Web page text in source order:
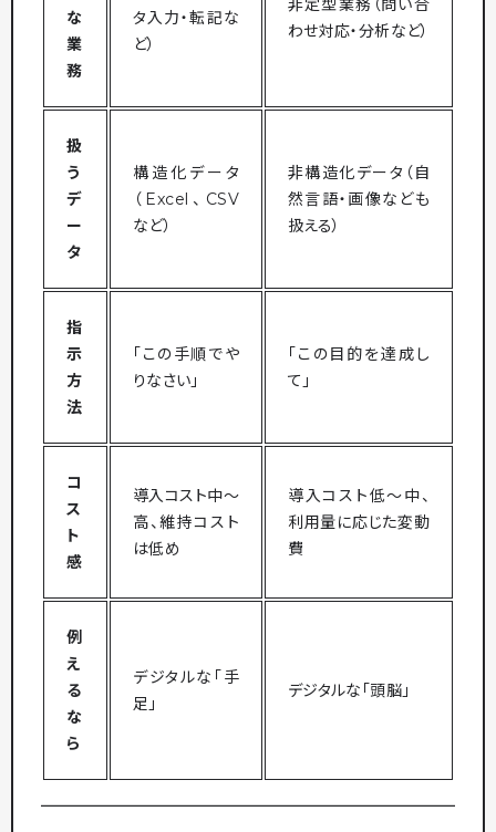
な
業
務
タ入力・転記な
ど）
非定型業務（問い合
わせ対応・分析など）
扱
う
デ
ー
タ
構造化データ
（Excel、CSV
など）
非構造化データ（自
然言語・画像なども
扱える）
指
示
方
法
「この手順でや
りなさい」
「この目的を達成し
て」
コ
ス
ト
感
導入コスト中〜
高、維持コスト
は低め
導入コスト低〜中、
利用量に応じた変動
費
例
え
る
な
ら
デジタルな「手
足」
デジタルな「頭脳」